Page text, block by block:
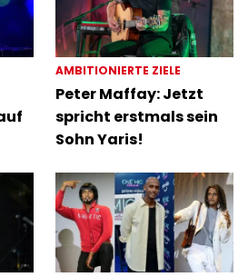
AMBITIONIERTE ZIELE
Peter Maffay: Jetzt
spricht erstmals sein
Sohn Yaris!